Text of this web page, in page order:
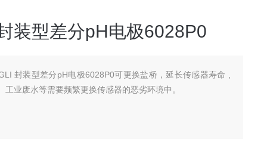
装型差分pH电极6028P0
封装型差分pH电极6028P0可更换盐桥，延长传感器寿命 ,
工业废水等需要频繁更换传感器的恶劣环境中。